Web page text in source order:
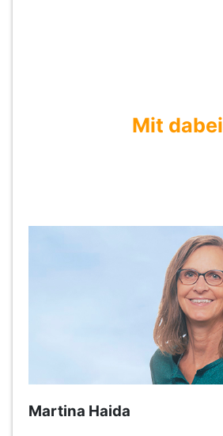
Mit dabei
Martina Haida